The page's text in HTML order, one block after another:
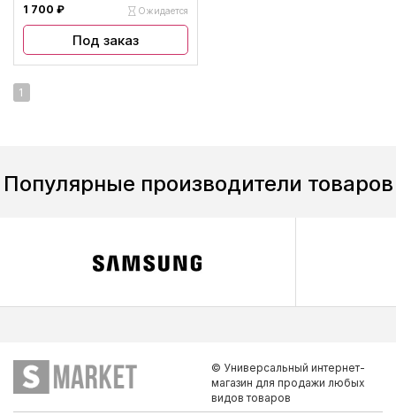
1 700 ₽ Ожидается
Под заказ
1
Популярные производители товаров
© Универсальный интернет-
магазин для продажи любых
видов товаров